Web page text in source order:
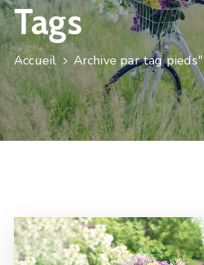
Manifestations
Vie
Municipale
Services
Jeunesse
Tags
Accueil Archive par tag pieds"